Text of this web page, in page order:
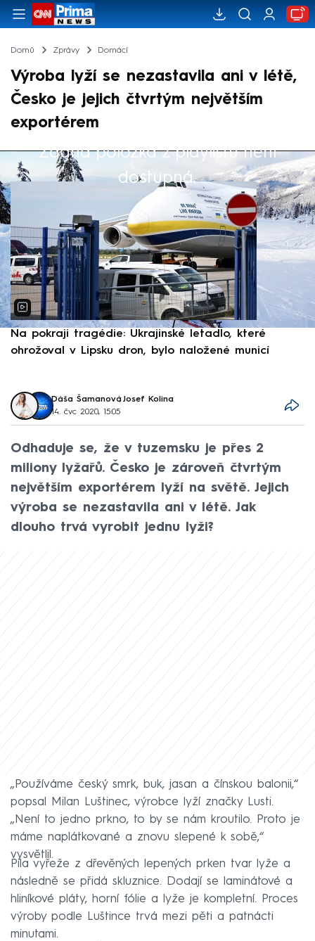
Domů Zprávy Domácí
Výroba lyží se nezastavila ani v létě,
Česko je jejich čtvrtým největším
exportérem
Žádná položka z playlistu není
dostupná.
Výběr redakce
Na pokraji tragédie: Ukrajinské letadlo, které
ohrožoval v Lipsku dron, bylo naložené municí
Dáša Šamanová, Josef Kolina
14. čvc 2020, 15:05
Odhaduje se, že v tuzemsku je přes 2
miliony lyžařů. Česko je zároveň čtvrtým
největším exportérem lyží na světě. Jejich
výroba se nezastavila ani v létě. Jak
dlouho trvá vyrobit jednu lyži?
„Používáme český smrk, buk, jasan a čínskou balonii,“
popsal Milan Luštinec, výrobce lyží značky Lusti.
„Není to jedno prkno, to by se nám kroutilo. Proto je
máme naplátkované a znovu slepené k sobě,“
vysvětlil.
Pila vyřeže z dřevěných lepených prken tvar lyže a
následně se přidá skluznice. Dodají se laminátové a
hliníkové pláty, horní fólie a lyže je kompletní. Proces
výroby podle Luštince trvá mezi pěti a patnácti
minutami.